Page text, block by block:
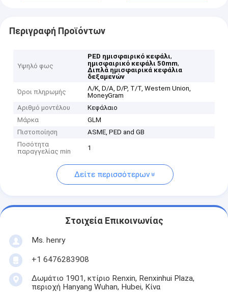
Περιγραφή Προϊόντων
Υψηλό φως
PED ημισφαιρικό κεφάλι,
ημισφαιρικό κεφάλι 50mm,
Διπλά ημισφαιρικά κεφάλια
δεξαμενών
Όροι πληρωμής
Λ/Κ, D/A, D/P, T/T, Western Union,
MoneyGram
Αριθμό μοντέλου
Κεφάλαιο
Μάρκα
GLM
Πιστοποίηση
ASME, PED and GB
Ποσότητα
παραγγελίας min
1
Δείτε περισσότερων
Στοιχεία Επικοινωνίας
Ms. henry
+1 6476283908
Δωμάτιο 1901, κτίριο Renxin, Renxinhui Plaza,
περιοχή Hanyang Wuhan, Hubei, Κίνα